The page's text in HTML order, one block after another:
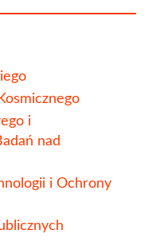
i
nad
i Ochrony
Erasmus+